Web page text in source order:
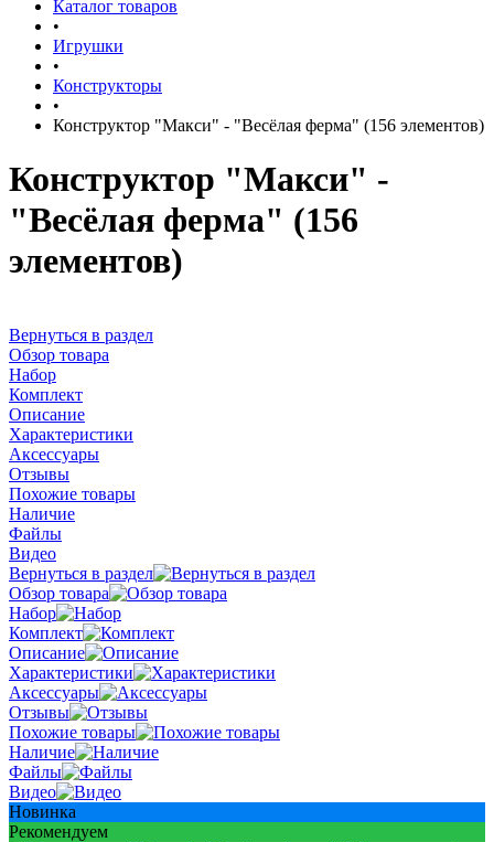
Каталог товаров
•
Игрушки
•
Конструкторы
•
Конструктор "Макси" - "Весёлая ферма" (156 элементов)
Конструктор "Макси" -
"Весёлая ферма" (156
элементов)
Вернуться в раздел
Обзор товара
Набор
Комплект
Описание
Характеристики
Аксессуары
Отзывы
Похожие товары
Наличие
Файлы
Видео
Вернуться в раздел
Обзор товара
Набор
Комплект
Описание
Характеристики
Аксессуары
Отзывы
Похожие товары
Наличие
Файлы
Видео
Новинка
Рекомендуем